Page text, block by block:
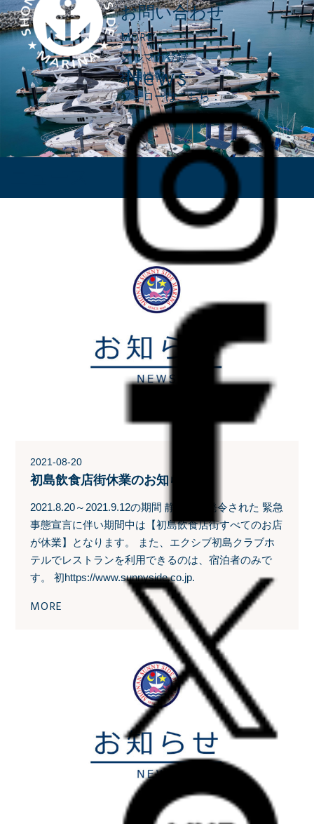
お問い合わせ
MORE
メルマガ登録
採用情報
フォローはこちら：
News
2021-08-20
初島飲食店街休業のお知らせ
2021.8.20～2021.9.12の期間 静岡県に発令された 緊急
事態宣言に伴い期間中は【初島飲食店街すべてのお店
が休業】となります。 また、エクシブ初島クラブホ
テルでレストランを利用できるのは、宿泊者のみで
す。 初https://www.sunnyside.co.jp.
MORE